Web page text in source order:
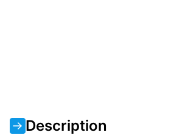
Description